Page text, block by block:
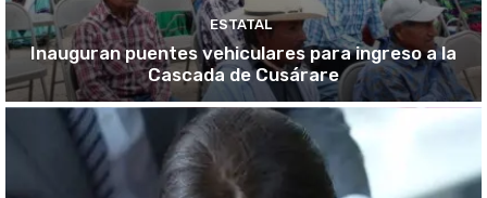
ESTATAL
Inauguran puentes vehiculares para ingreso a la
Cascada de Cusárare